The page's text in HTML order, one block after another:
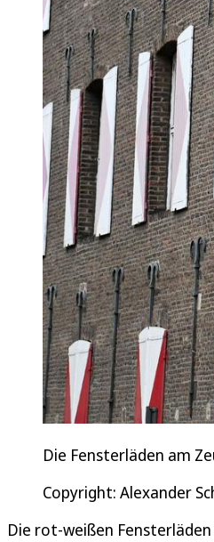
Die Fensterläden am
Copyright: Alexander
Die rot-weißen